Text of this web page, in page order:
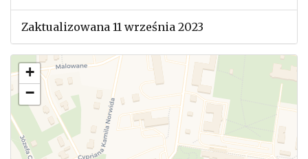
Zaktualizowana 11 września 2023
+
−